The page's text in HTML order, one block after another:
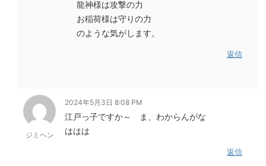
龍神様は攻撃の力
お稲荷様は守りの力
のような気がします。
返信
ジミヘン
2024年5月3日 8:08 PM
江戸っ子ですか～ ま、わからんがな
ははは
返信